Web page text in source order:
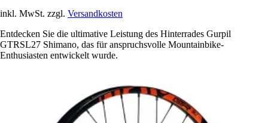
inkl. MwSt. zzgl. Versandkosten
Entdecken Sie die ultimative Leistung des Hinterrades Gurpil
GTRSL27 Shimano, das für anspruchsvolle Mountainbike-
Enthusiasten entwickelt wurde.